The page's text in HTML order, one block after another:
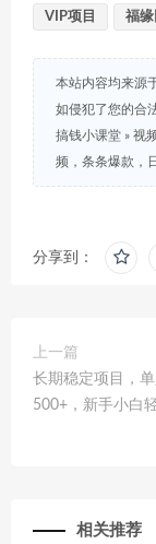
VIP项目 福缘
本站内容均来源
如侵犯了您的合
搞钱小课堂 » 视
频，条条爆款，
分享到：
上一篇
长期稳定项目，
500+，新手小白
相关推荐